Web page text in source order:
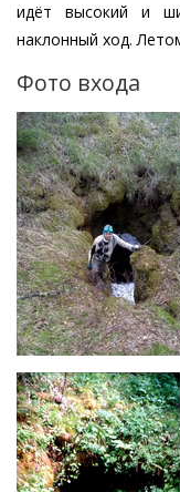
идёт высокий и
наклонный ход.
Фото входа
Изображение
Изображение